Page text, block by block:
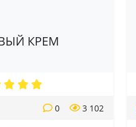
КРЕМ
3 102
0